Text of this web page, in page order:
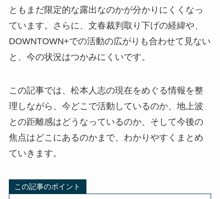
ともまだ限定的な露出なのかが分かりにくくなっ
ています。さらに、文春裁判取り下げの経緯や、
DOWNTOWN+での活動の広がりも合わせて見ない
と、今の状況はつかみにくいです。
この記事では、松本人志の現在をめぐる情報を整
理しながら、今どこで活動しているのか、地上波
との距離感はどうなっているのか、そして今後の
焦点はどこにあるのかまで、わかりやすくまとめ
ていきます。
この記事のポイント